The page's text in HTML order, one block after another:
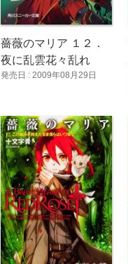
薔薇のマリア １２．
夜に乱雲花々乱れ
発売日 : 2009年08月29日